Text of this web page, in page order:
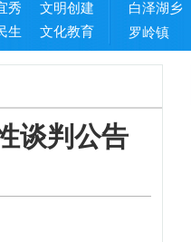
秀
文明创建
生 文化教育
白泽湖乡
罗岭镇
谈判公告